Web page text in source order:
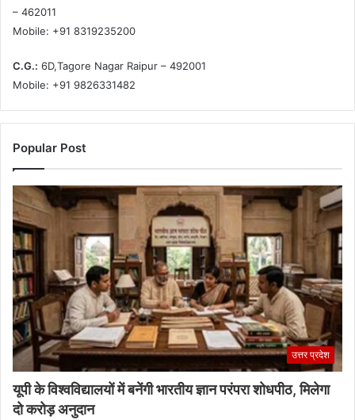
– 462011
Mobile: +91 8319235200
C.G.: 6D,Tagore Nagar Raipur – 492001
Mobile: +91 9826331482
Popular Post
उत्तर प्रदेश
यूपी के विश्वविद्यालयों में बनेंगी भारतीय ज्ञान परंपरा शोधपीठ, मिलेगा
दो करोड़ अनुदान